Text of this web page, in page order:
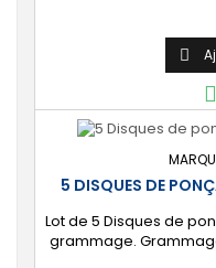


5 DISQUES DE
Lot de 5 Disques de
grammage.
- 180 - 240 - 320 -